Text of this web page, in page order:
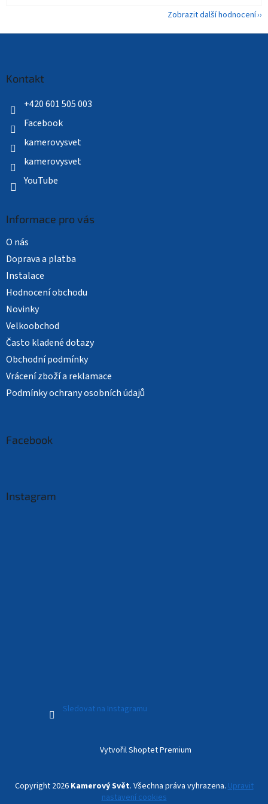
Zobrazit další hodnocení
Kontakt
+420 601 505 003
Facebook
kamerovysvet
kamerovysvet
YouTube
Informace pro vás
O nás
Doprava a platba
Instalace
Hodnocení obchodu
Novinky
Velkoobchod
Často kladené dotazy
Obchodní podmínky
Vrácení zboží a reklamace
Podmínky ochrany osobních údajů
Facebook
Instagram
Sledovat na Instagramu
Vytvořil Shoptet Premium
Copyright 2026 Kamerový Svět. Všechna práva vyhrazena. Upravit
nastavení cookies